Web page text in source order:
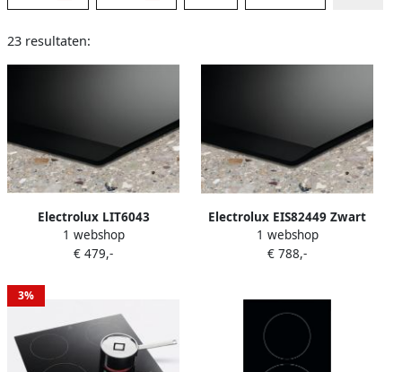
23 resultaten:
Electrolux LIT6043
kookplaat Zwart
Ingebouwd 60 cm
1 webshop
€ 479,-
Electrolux EIS82449 Zwart
Ingebouwd 80 cm
Inductiekookplaat zones 4
1 webshop
€ 788,-
3%